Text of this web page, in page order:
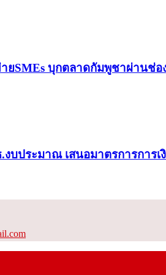
ยSMEs บุกตลาดกัมพูชาผ่านช่อ
.งบประมาณ เสนอมาตรการการเ